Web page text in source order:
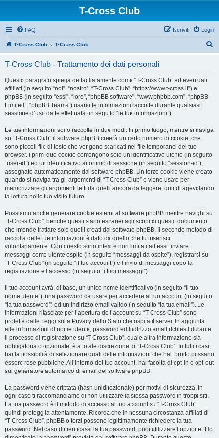
T-Cross Club
FAQ Login
Iscriviti
T-Cross Club T-Cross Club
T-Cross Club - Trattamento dei dati personali
Questo paragrafo spiega dettagliatamente come “T-Cross Club” ed eventuali
affiliati (in seguito “noi”, “nostro”, “T-Cross Club”, “https://www.t-cross.it”) e
phpBB (in seguito “essi”, “loro”, “phpBB software”, “www.phpbb.com”, “phpBB
Limited”, “phpBB Teams”) usano le informazioni raccolte durante qualsiasi
sessione d’uso da te effettuata (in seguito “le tue informazioni”).
Le tue informazioni sono raccolte in due modi. In primo luogo, mentre si naviga
su “T-Cross Club” il software phpBB creerà un certo numero di cookie, che
sono piccoli file di testo che vengono scaricati nei file temporanei del tuo
browser. I primi due cookie contengono solo un identificativo utente (in seguito
“user-id”) ed un identificativo anonimo di sessione (in seguito “session-id”),
assegnato automaticamente dal software phpBB. Un terzo cookie viene creato
quando si naviga tra gli argomenti di “T-Cross Club” e viene usato per
memorizzare gli argomenti letti da quelli ancora da leggere, quindi agevolando
la lettura nelle tue visite future.
Possiamo anche generare cookie esterni al software phpBB mentre navighi su
“T-Cross Club”, benché questi siano estranei agli scopi di questo documento
che intende trattare solo quelli creati dal software phpBB. Il secondo metodo di
raccolta delle tue informazioni è dato da quello che tu inserisci
volontariamente. Con questo sono intesi e non limitati ad essi: inviare
messaggi come utente ospite (in seguito “messaggi da ospite”), registrarsi su
“T-Cross Club” (in seguito “il tuo account”) e l’invio di messaggi dopo la
registrazione e l’accesso (in seguito “i tuoi messaggi”).
Il tuo account avrà, di base, un unico nome identificativo (in seguito “il tuo
nome utente”), una password da usare per accedere al tuo account (in seguito
“la tua password”) ed un indirizzo email valido (in seguito “la tua email”). Le
informazioni rilasciate per l’apertura dell’account su “T-Cross Club” sono
protette dalle Leggi sulla Privacy dello Stato che ospita il server. In aggiunta
alle informazioni di nome utente, password ed indirizzo email richiesti durante
il processo di registrazione su “T-Cross Club”, quale altra informazione sia
obbligatoria o opzionale, è a totale discrezione di “T-Cross Club”. In tutti i casi,
hai la possibilità di selezionare quali delle informazioni che hai fornito possano
essere rese pubbliche. All’interno del tuo account, hai facoltà di opt-in o opt-out
sul generatore automatico di email del software phpBB.
La password viene criptata (hash unidirezionale) per motivi di sicurezza. In
ogni caso ti raccomandiamo di non utilizzare la stessa password in troppi siti.
La tua password è il metodo di accesso al tuo account su “T-Cross Club”,
quindi proteggila attentamente. Ricorda che in nessuna circostanza affiliati di
“T-Cross Club”, phpBB o terzi possono legittimamente richiedere la tua
password. Nel caso dimenticassi la tua password, puoi utilizzare l’opzione “Ho